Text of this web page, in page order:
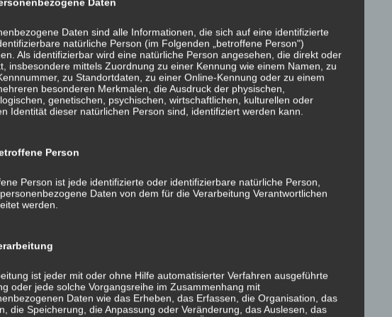
für den, der sie sehen will!“
Maler Henri Matisse (1869 – 1954) könnte uns allen als
der Möglichkeiten die wir haben und die uns zur
die Probleme zu lösen die vor uns liegen.
zu wechseln! Das große Ganze betrachten! Den Mut
der Vergangenheit zu lernen. Die vor uns liegenden
miteinander, nötigenfalls schrittweise! Das Ziel
Jahr war es mir wieder eine große Freude und Ehre für
den Kollegen, Freunden und Geschäftspartnern
Vertrauen und die tolle
Daten sind alle Informationen, die sich auf eine identifizierte
natürliche Person (im Folgenden „betroffene Person")
Als identifizierbar wird eine natürliche Person angesehen, die direkt oder
insbesondere mittels Zuordnung zu einer Kennung wie einem Namen, zu
zu Standortdaten, zu einer Online-Kennung oder zu einem
besonderen Merkmalen, die Ausdruck der physischen,
genetischen, psychischen, wirtschaftlichen, kulturellen oder
Identität dieser natürlichen Person sind, identifiziert werden kann.
Person
Person ist jede identifizierte oder identifizierbare natürliche Person,
Daten von dem für die Verarbeitung Verantwortlichen
werden.
ist jeder mit oder ohne Hilfe automatisierter Verfahren ausgeführte
oder jede solche Vorgangsreihe im Zusammenhang mit
Daten wie das Erheben, das Erfassen, die Organisation, das
die Speicherung, die Anpassung oder Veränderung, das Auslesen, das